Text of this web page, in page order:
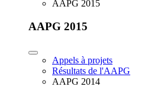
AAPG 2015
AAPG 2015
Appels à projets
Résultats de l'AAPG
AAPG 2014